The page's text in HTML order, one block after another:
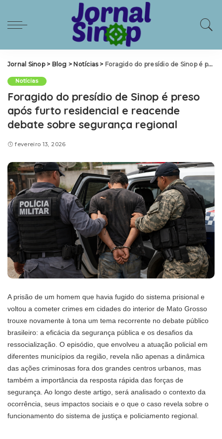
Jornal Sinop> Blog > Notícias> Foragido do presídio de Sinop é preso após furto residencial e reacende debate sobre segurança regional
Notícias
Foragido do presídio de Sinop é preso
após furto residencial e reacende
debate sobre segurança regional
fevereiro 13, 2026
A prisão de um homem que havia fugido do sistema prisional e
voltou a cometer crimes em cidades do interior de Mato Grosso
trouxe novamente à tona um tema recorrente no debate público
brasileiro: a eficácia da segurança pública e os desafios da
ressocialização. O episódio, que envolveu a atuação policial em
diferentes municípios da região, revela não apenas a dinâmica
das ações criminosas fora dos grandes centros urbanos, mas
também a importância da resposta rápida das forças de
segurança. Ao longo deste artigo, será analisado o contexto da
ocorrência, seus impactos sociais e o que o caso revela sobre o
funcionamento do sistema de justiça e policiamento regional.